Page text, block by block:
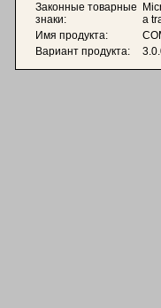
Законные товарные
знаки:
a
Имя продукта:
Вариант продукта: